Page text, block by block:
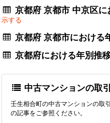
京都府 京都市 中京区
示する
京都府 京都市におけ
京都府における年別
中古マンションの取
壬生相合町の中古マンションの取
の記事をご参照ください。